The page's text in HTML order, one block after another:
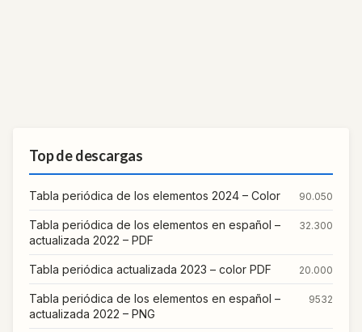
Top de descargas
Tabla periódica de los elementos 2024 – Color 90.050
Tabla periódica de los elementos en español –
actualizada 2022 – PDF
32.300
Tabla periódica actualizada 2023 – color PDF 20.000
Tabla periódica de los elementos en español –
actualizada 2022 – PNG
9532